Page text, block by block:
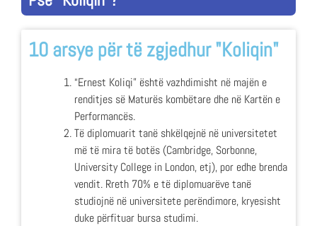
10 arsye për të zgjedhur "Koliqin"
“Ernest Koliqi” është vazhdimisht në majën e
renditjes së Maturës kombëtare dhe në Kartën e
Performancës.
Të diplomuarit tanë shkëlqejnë në universitetet
më të mira të botës (Cambridge, Sorbonne,
University College in London, etj), por edhe brenda
vendit. Rreth 70% e të diplomuarëve tanë
studiojnë në universitete perëndimore, kryesisht
duke përfituar bursa studimi.